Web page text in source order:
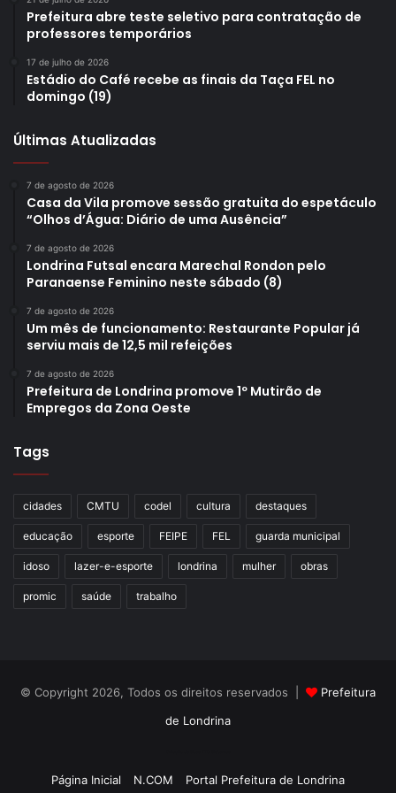
A formação esportiva é a base de todo o processo e
precisa ser valorizada para que resultados como essa
convocação continuem acontecendo”, ressaltou.
O Feipe é um programa da Fundação de Esportes de
Londrina voltado ao apoio de entidades que atuam na
fundo contempla dezenas de projetos esportivos e
contribui para a manutenção de treinamentos, aquisição
de materiais, participação em competições e
desenvolvimento de atletas em diferentes modalidades.
Texto: João Souza, estagiário do Núcleo de
Comunicação (N.Com) da Prefeitura de Londrina
Seleção Paranaense
vôlei de areia vôlei de praia
Prefeitura abre teste seletivo para contratação de
professores temporários
17 de julho de 2026
Estádio do Café recebe as finais da Taça FEL no
domingo (19)
Últimas Atualizadas
7 de agosto de 2026
Casa da Vila promove sessão gratuita do espetáculo
“Olhos d’Água: Diário de uma Ausência”
7 de agosto de 2026
Londrina Futsal encara Marechal Rondon pelo
Paranaense Feminino neste sábado (8)
7 de agosto de 2026
Um mês de funcionamento: Restaurante Popular já
serviu mais de 12,5 mil refeições
7 de agosto de 2026
Prefeitura de Londrina promove 1º Mutirão de
Empregos da Zona Oeste
Tags
cidades CMTU codel cultura destaques
educação esporte FEIPE FEL guarda municipal
idoso lazer-e-esporte londrina mulher obras
promic saúde trabalho
© Copyright 2026, Todos os direitos reservados |
Prefeitura
de Londrina
Página Inicial N.COM Portal Prefeitura de Londrina